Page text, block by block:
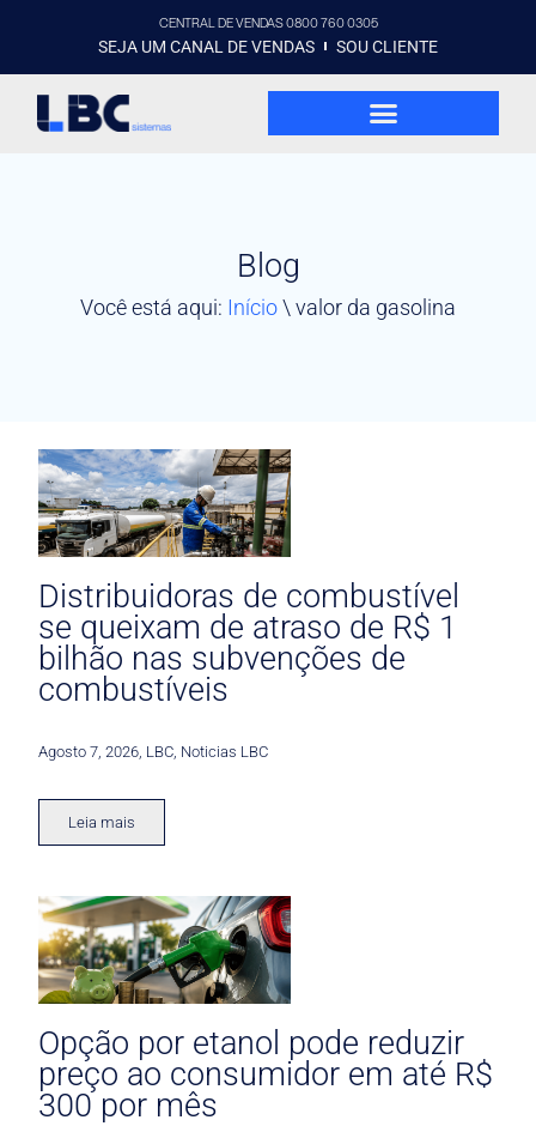
CENTRAL DE VENDAS 0800 760 0305
SEJA UM CANAL DE VENDAS SOU CLIENTE
Blog
Você está aqui: Início\ valor da gasolina
Distribuidoras de combustível
se queixam de atraso de R$ 1
bilhão nas subvenções de
combustíveis
Agosto 7, 2026 LBC Noticias LBC
Leia mais
Opção por etanol pode reduzir
preço ao consumidor em até R$
300 por mês